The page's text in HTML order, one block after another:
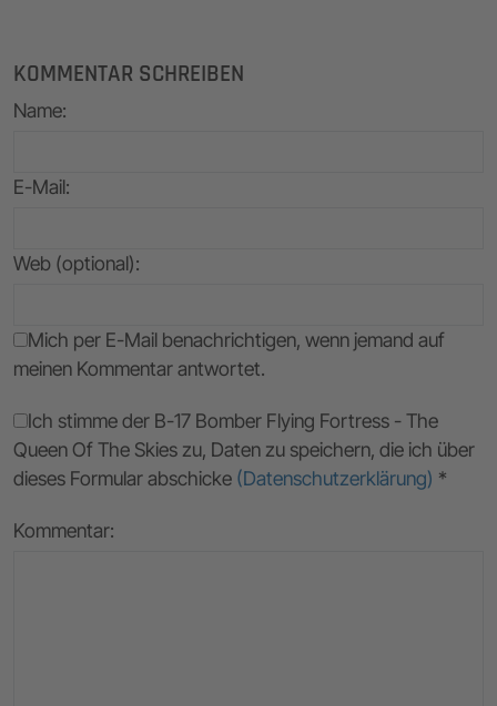
KOMMENTAR SCHREIBEN
Name:
E-Mail:
Web (optional):
Mich per E-Mail benachrichtigen, wenn jemand auf
meinen Kommentar antwortet.
Ich stimme der B-17 Bomber Flying Fortress - The
Queen Of The Skies zu, Daten zu speichern, die ich über
dieses Formular abschicke (Datenschutzerklärung) *
Kommentar: